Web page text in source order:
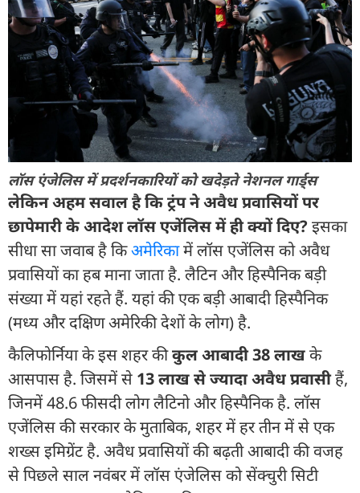
लॉस एंजेलिस में प्रदर्शनकारियों को खदेड़ते नेशनल गार्ड्स
लेकिन अहम सवाल है कि ट्रंप ने अवैध प्रवासियों पर
छापेमारी के आदेश लॉस एजेंलिस में ही क्यों दिए? इसका
सीधा सा जवाब है किअमेरिकामें लॉस एजेंलिस को अवैध
प्रवासियों का हब माना जाता है. लैटिन और हिस्पैनिक बड़ी
संख्या में यहां रहते हैं. यहां की एक बड़ी आबादी हिस्पैनिक
(मध्य और दक्षिण अमेरिकी देशों के लोग) है.
कैलिफोर्निया के इस शहर कीकुल आबादी 38 लाखके
आसपास है. जिसमें से 13 लाख से ज्यादा अवैध प्रवासीहैं,
जिनमें 48.6 फीसदी लोग लैटिनो और हिस्पैनिक है. लॉस
एजेंलिस की सरकार के मुताबिक, शहर में हर तीन में से एक
शख्स इमिग्रेंट है. अवैध प्रवासियों की बढ़ती आबादी की वजह
से पिछले साल नवंबर में लॉस एंजेलिस को सेंक्चुरी सिटी